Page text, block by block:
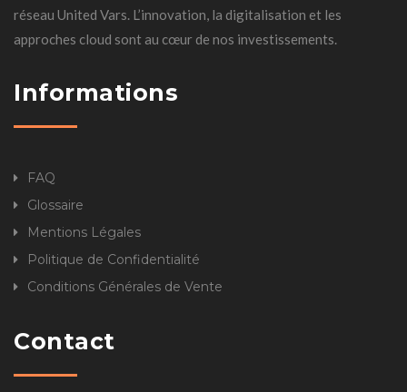
réseau United Vars. L’innovation, la digitalisation et les
approches cloud sont au cœur de nos investissements.
Informations
FAQ
Glossaire
Mentions Légales
Politique de Confidentialité
Conditions Générales de Vente
Contact